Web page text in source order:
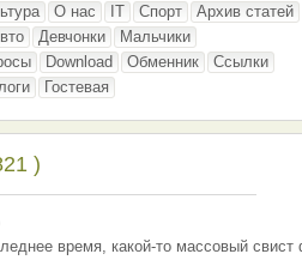
О нас IT Спорт
Архив статей
Девчонки
Мальчики
Download Обменник
Ссылки
Гостевая
)
время, какой-то массовый свист